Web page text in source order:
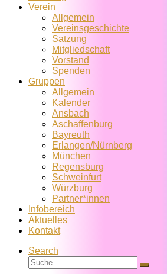
Verein
Allgemein
Vereins­geschichte
Satzung
Mitglied­schaft
Vorstand
Spenden
Gruppen
Allgemein
Kalender
Ansbach
Aschaffenburg
Bayreuth
Erlangen/Nürnberg
München
Regensburg
Schweinfurt
Würzburg
Partner*innen
Infobereich
Aktuelles
Kontakt
Search
Suche
Suche